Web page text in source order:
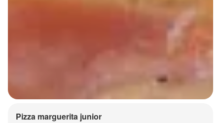
Pizza marguerita junior